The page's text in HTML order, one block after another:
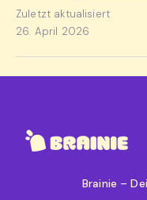
Zuletzt aktualisiert
26. April 2026
Brainie –